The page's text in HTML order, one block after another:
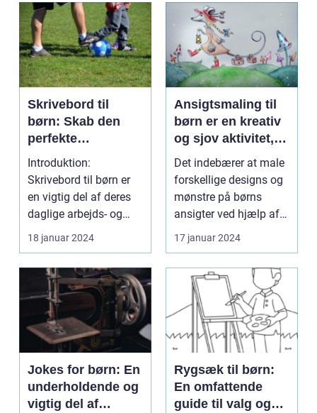
Skrivebord til
børn: Skab den
perfekte
arbejdsplads til dit
barn
Introduktion:
Skrivebord til børn er
en vigtig del af deres
daglige arbejds- og
læringsmiljø. Et ve...
18 januar 2024
Ansigtsmaling til
børn er en kreativ
og sjov aktivitet,
der giver dem
mulighed for at
udtrykke deres
fantasi og
personlighed
Det indebærer at male
forskellige designs og
mønstre på børns
ansigter ved hjælp af
specielle ansigt...
17 januar 2024
Jokes for børn: En
underholdende og
vigtig del af
Rygsæk til børn:
En omfattende
guide til valg og